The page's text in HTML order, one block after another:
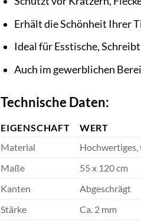
Erhält die Schönheit Ihrer
Ideal für Esstische,
Auch im gewerblichen
Technische Daten:
EIGENSCHAFT
WERT
Material
Hochwertiges,
Maße
55 x 120 cm
Kanten
Abgeschrägt
Stärke
Ca. 2 mm